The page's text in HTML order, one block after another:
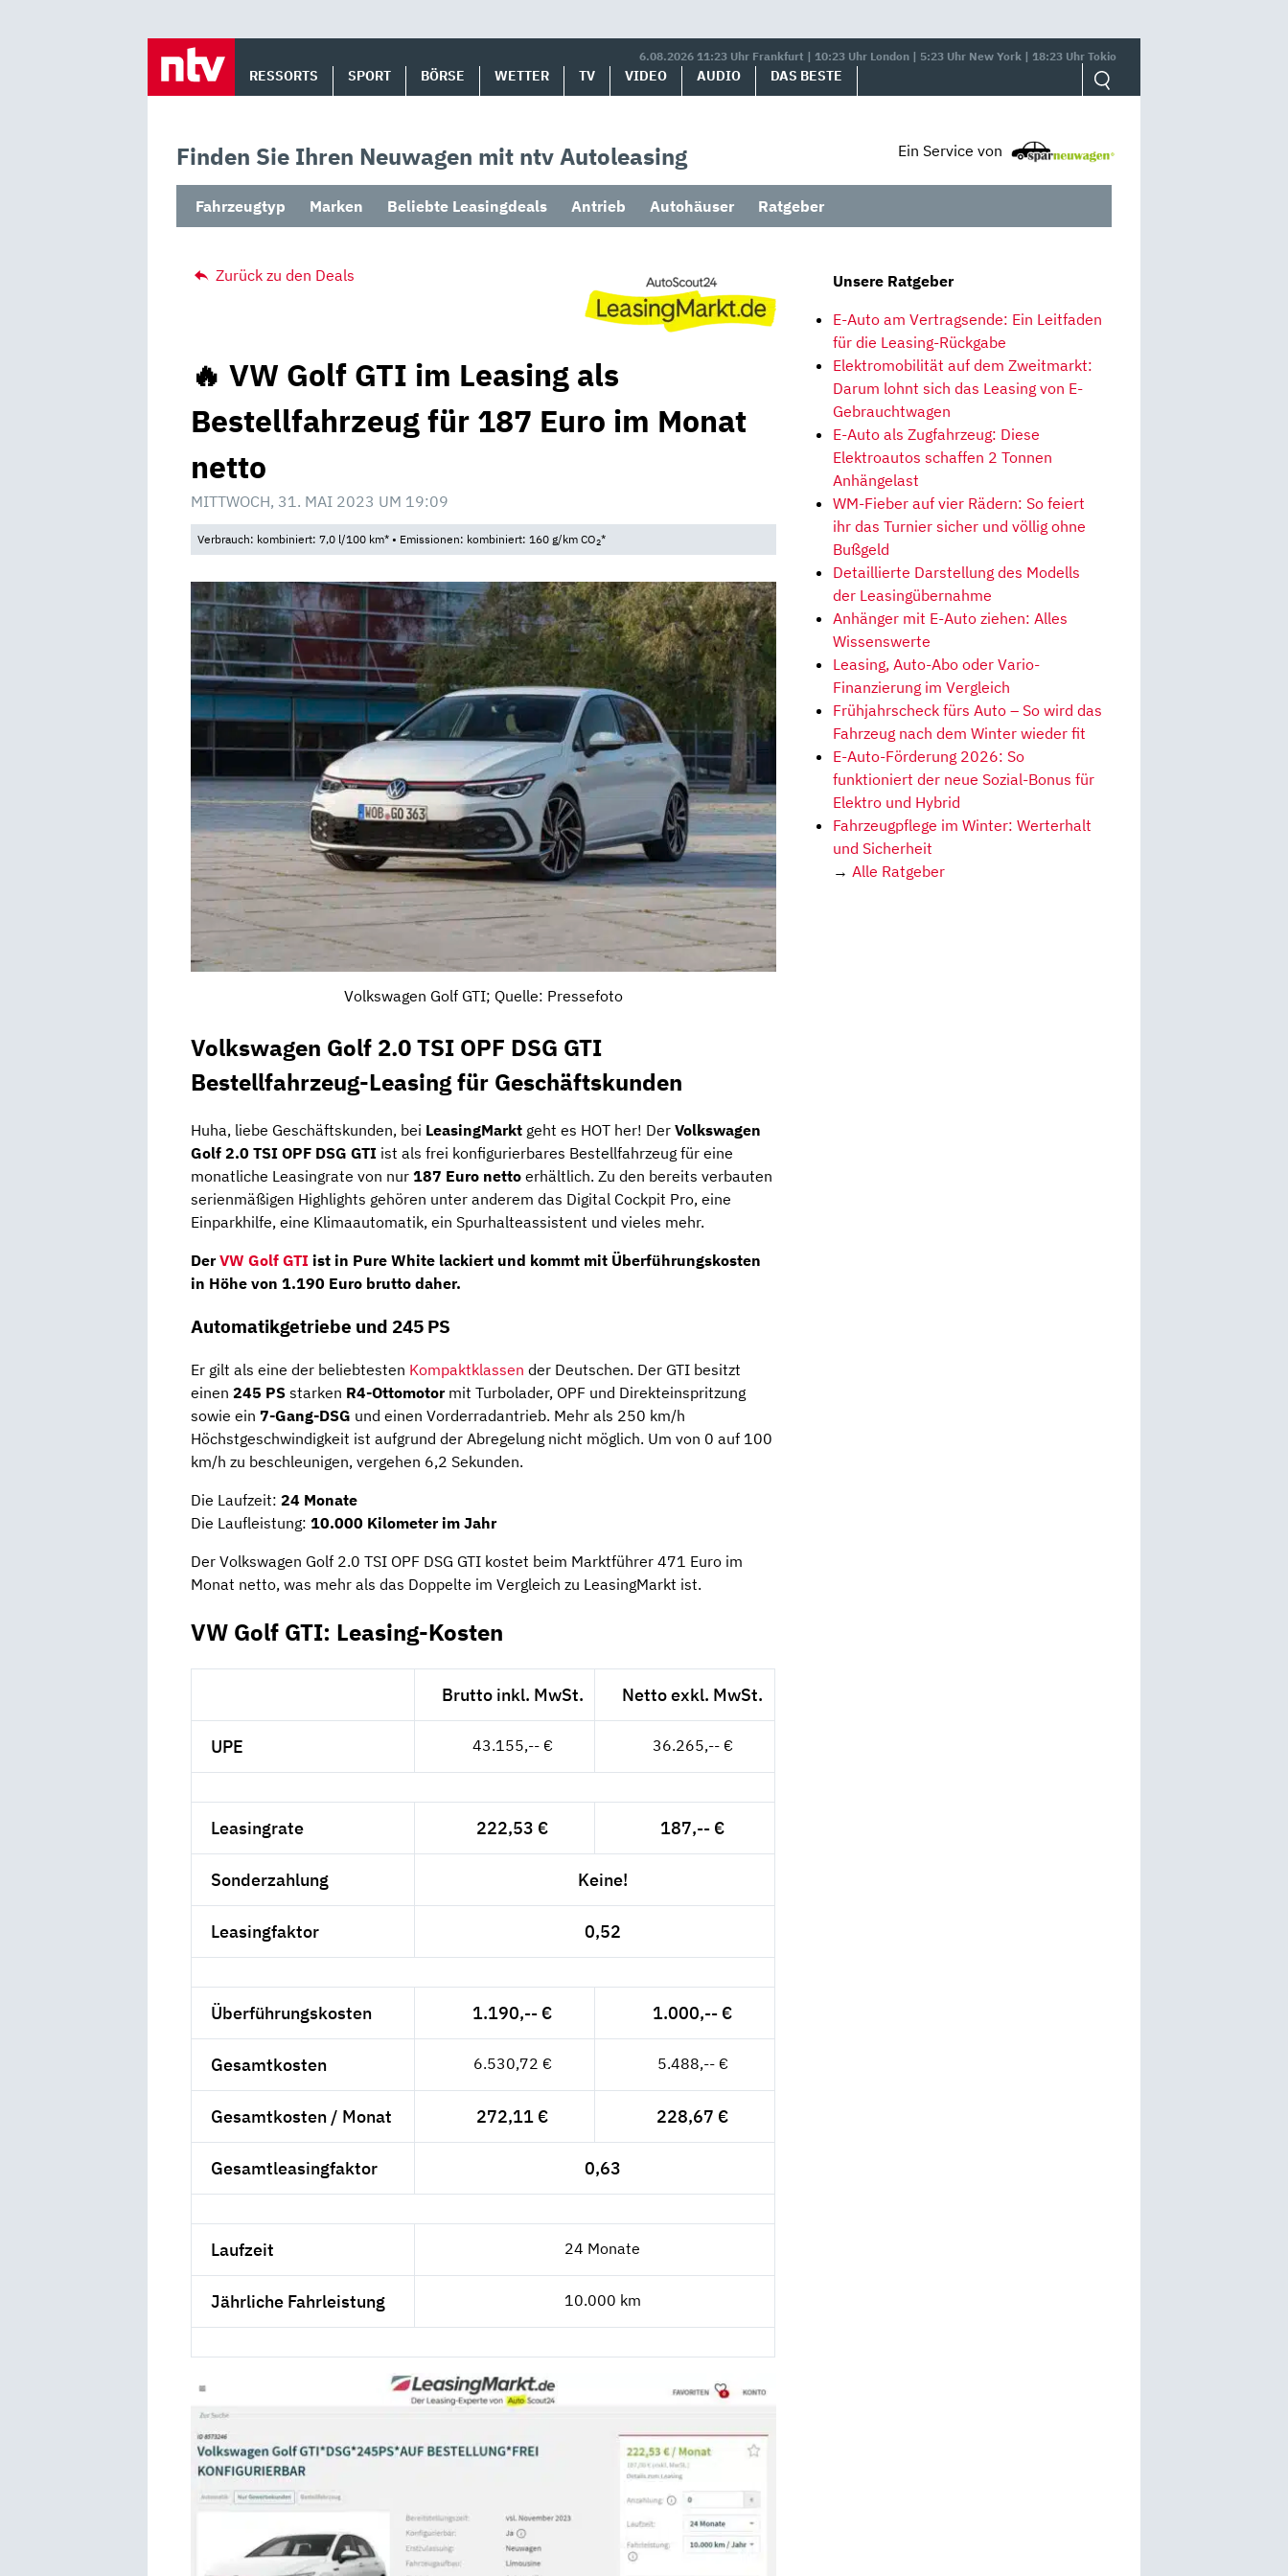
6.08.2026 11:23 Uhr Frankfurt | 10:23 Uhr London | 5:23 Uhr New York | 18:23 Uhr Tokio
RESSORTS SPORT BÖRSE WETTER TV VIDEO AUDIO DAS BESTE
Finden Sie Ihren Neuwagen mit ntv Autoleasing Ein Service von
Fahrzeugtyp Marken Beliebte Leasingdeals Antrieb Autohäuser Ratgeber
Zurück zu den Deals
🔥 VW Golf GTI im Leasing als
Bestellfahrzeug für 187 Euro im Monat
netto
MITTWOCH, 31. MAI 2023 UM 19:09
Verbrauch: kombiniert: 7,0 l/100 km* • Emissionen: kombiniert: 160 g/km CO2*
Volkswagen Golf GTI; Quelle: Pressefoto
Volkswagen Golf 2.0 TSI OPF DSG GTI
Bestellfahrzeug-Leasing für Geschäftskunden
Huha, liebe Geschäftskunden, bei LeasingMarkt geht es HOT her! Der Volkswagen
Golf 2.0 TSI OPF DSG GTI ist als frei konfigurierbares Bestellfahrzeug für eine
monatliche Leasingrate von nur 187 Euro netto erhältlich. Zu den bereits verbauten
serienmäßigen Highlights gehören unter anderem das Digital Cockpit Pro, eine
Einparkhilfe, eine Klimaautomatik, ein Spurhalteassistent und vieles mehr.
DerVW Golf GTI ist in Pure White lackiert und kommt mit Überführungskosten
in Höhe von 1.190 Euro brutto daher.
Automatikgetriebe und 245 PS
Er gilt als eine der beliebtesten Kompaktklassen der Deutschen. Der GTI besitzt
einen 245 PS starken R4-Ottomotormit Turbolader, OPF und Direkteinspritzung
sowie ein 7-Gang-DSG und einen Vorderradantrieb. Mehr als 250 km/h
Höchstgeschwindigkeit ist aufgrund der Abregelung nicht möglich. Um von 0 auf 100
km/h zu beschleunigen, vergehen 6,2 Sekunden.
Die Laufzeit: 24 Monate
Die Laufleistung: 10.000 Kilometer im Jahr
Der Volkswagen Golf 2.0 TSI OPF DSG GTI kostet beim Marktführer 471 Euro im
Monat netto, was mehr als das Doppelte im Vergleich zu LeasingMarkt ist.
VW Golf GTI: Leasing-Kosten
Brutto inkl. MwSt. Netto exkl. MwSt.
UPE 43.155,-- € 36.265,-- €
Leasingrate 222,53 € 187,-- €
Sonderzahlung Keine!
Leasingfaktor 0,52
Überführungskosten 1.190,-- € 1.000,-- €
Gesamtkosten 6.530,72 € 5.488,-- €
Gesamtkosten / Monat 272,11 € 228,67 €
Gesamtleasingfaktor 0,63
Laufzeit 24 Monate
Jährliche Fahrleistung 10.000 km
Unsere Ratgeber
E-Auto am Vertragsende: Ein Leitfaden
für die Leasing-Rückgabe
Elektromobilität auf dem Zweitmarkt:
Darum lohnt sich das Leasing von E-
Gebrauchtwagen
E-Auto als Zugfahrzeug: Diese
Elektroautos schaffen 2 Tonnen
Anhängelast
WM-Fieber auf vier Rädern: So feiert
ihr das Turnier sicher und völlig ohne
Bußgeld
Detaillierte Darstellung des Modells
der Leasingübernahme
Anhänger mit E-Auto ziehen: Alles
Wissenswerte
Leasing, Auto-Abo oder Vario-
Finanzierung im Vergleich
Frühjahrscheck fürs Auto – So wird das
Fahrzeug nach dem Winter wieder fit
E-Auto-Förderung 2026: So
funktioniert der neue Sozial-Bonus für
Elektro und Hybrid
Fahrzeugpflege im Winter: Werterhalt
und Sicherheit
→ Alle Ratgeber